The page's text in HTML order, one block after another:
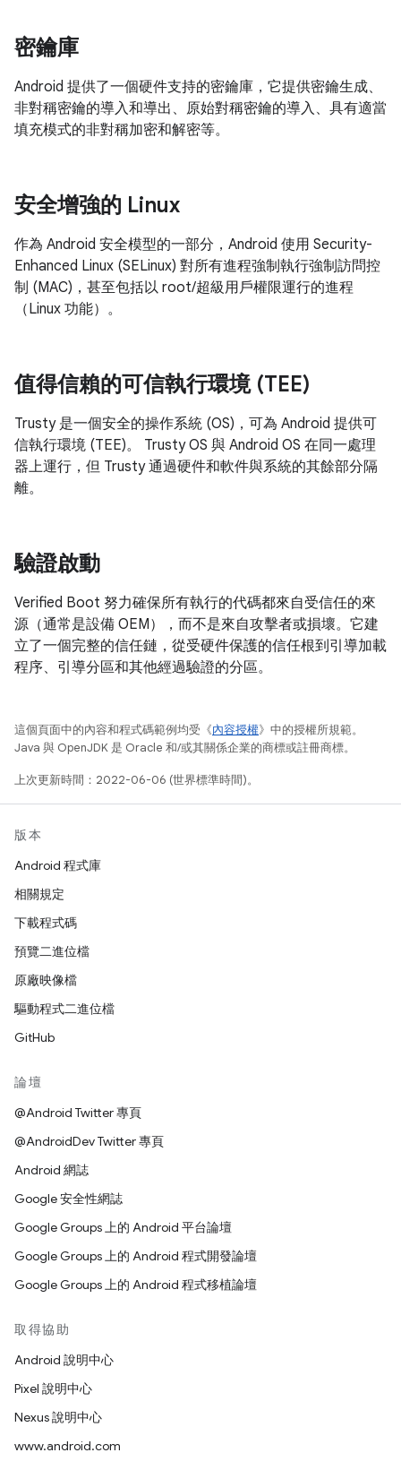
密鑰庫
Android 提供了一個硬件支持的密鑰庫，它提供密鑰生成、
非對稱密鑰的導入和導出、原始對稱密鑰的導入、具有適當
填充模式的非對稱加密和解密等。
安全增強的 Linux
作為 Android 安全模型的一部分，Android 使用 Security-
Enhanced Linux (SELinux) 對所有進程強制執行強制訪問控
制 (MAC)，甚至包括以 root/超級用戶權限運行的進程
（Linux 功能）。
值得信賴的可信執行環境 (TEE)
Trusty 是一個安全的操作系統 (OS)，可為 Android 提供可
信執行環境 (TEE)。 Trusty OS 與 Android OS 在同一處理
器上運行，但 Trusty 通過硬件和軟件與系統的其餘部分隔
離。
驗證啟動
Verified Boot 努力確保所有執行的代碼都來自受信任的來
源（通常是設備 OEM），而不是來自攻擊者或損壞。它建
立了一個完整的信任鏈，從受硬件保護的信任根到引導加載
程序、引導分區和其他經過驗證的分區。
這個頁面中的內容和程式碼範例均受《內容授權》中的授權所規範。
Java 與 OpenJDK 是 Oracle 和/或其關係企業的商標或註冊商標。
上次更新時間：2022-06-06 (世界標準時間)。
版本
Android 程式庫
相關規定
下載程式碼
預覽二進位檔
原廠映像檔
驅動程式二進位檔
GitHub
論壇
@Android Twitter 專頁
@AndroidDev Twitter 專頁
Android 網誌
Google 安全性網誌
Google Groups 上的 Android 平台論壇
Google Groups 上的 Android 程式開發論壇
Google Groups 上的 Android 程式移植論壇
取得協助
Android 說明中心
Pixel 說明中心
Nexus 說明中心
www.android.com